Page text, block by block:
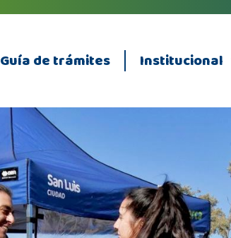
Guía de trámites Institucional